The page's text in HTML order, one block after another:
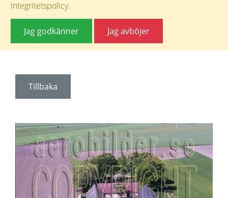
integritetspolicy.
Jag godkänner Jag avböjer
Tillbaka